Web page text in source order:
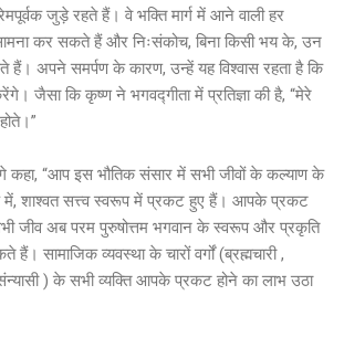
जुड़े रहते हैं। वे भक्ति मार्ग में आने वाली हर
कर सकते हैं और निःसंकोच, बिना किसी भय के, उन
हैं। अपने समर्पण के कारण, उन्हें यह विश्वास रहता है कि
जैसा कि कृष्ण ने भगवद्गीता में प्रतिज्ञा की है, “मेरे
कहा, “आप इस भौतिक संसार में सभी जीवों के कल्याण के
शाश्वत सत्त्व स्वरूप में प्रकट हुए हैं। आपके प्रकट
जीव अब परम पुरुषोत्तम भगवान के स्वरूप और प्रकृति
सामाजिक व्यवस्था के चारों वर्गों (ब्रह्मचारी ,
) के सभी व्यक्ति आपके प्रकट होने का लाभ उठा